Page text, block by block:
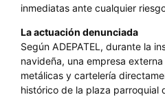
inmediatas ante cualquier
La actuación denunciada
Según ADEPATEL, durante la
navideña, una empresa
metálicas y cartelería
histórico de la plaza parroquial